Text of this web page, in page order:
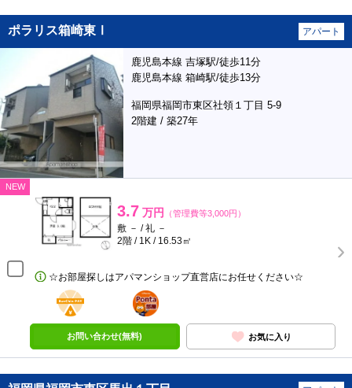
ポラリス箱崎東Ⅰ アパート
鹿児島本線 吉塚駅/徒歩11分
鹿児島本線 箱崎駅/徒歩13分
福岡県福岡市東区社領１丁目 5-9
2階建 / 築27年
NEW
3.7 万円 （管理費等3,000円）
敷 － / 礼 －
2階 / 1K / 16.53㎡
☆お部屋探しはアパマンショップ直営店にお任せください☆
BunChinPAY
ポンタ
部屋
お問い合わせ(無料) お気に入り